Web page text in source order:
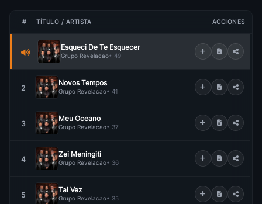
# TÍTULO / ARTISTA ACCIONES
Esqueci De Te Esquecer
Grupo Revelacao• 49
2
Novos Tempos
Grupo Revelacao• 41
3
Meu Oceano
Grupo Revelacao• 37
4
Zei Meningiti
Grupo Revelacao• 36
5
Tal Vez
Grupo Revelacao• 35